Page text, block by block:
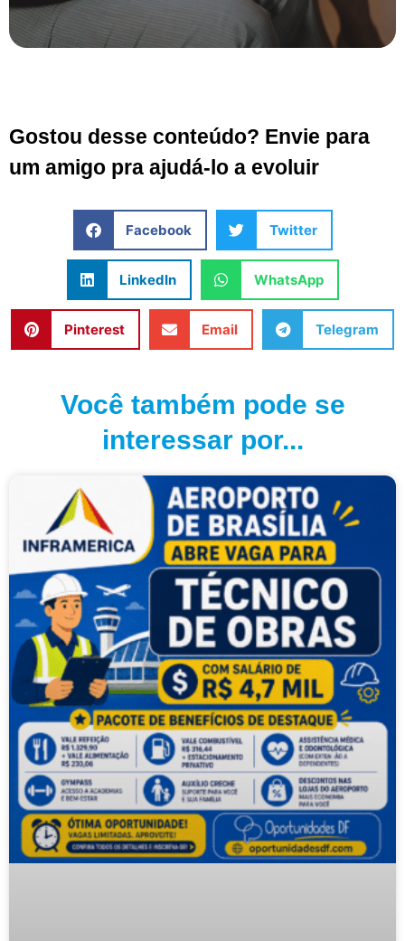
Gostou desse conteúdo? Envie para
um amigo pra ajudá-lo a evoluir
Facebook Twitter
LinkedIn WhatsApp
Pinterest Email Telegram
Você também pode se
interessar por...